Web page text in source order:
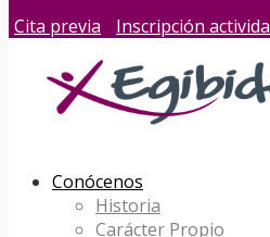
Cita previa
Inscripción
Conócenos
Historia
Carácter Propio